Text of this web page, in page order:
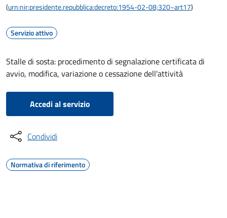
(urn:nir:presidente.repubblica:decreto:1954-02-08;320~art17)
Servizio attivo
Stalle di sosta: procedimento di segnalazione certificata di
avvio, modifica, variazione o cessazione dell'attività
Accedi al servizio
Condividi
Normativa di riferimento